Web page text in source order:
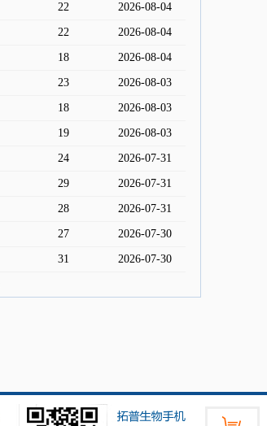
22 2026-08-04
22 2026-08-04
18 2026-08-04
23 2026-08-03
18 2026-08-03
19 2026-08-03
24 2026-07-31
29 2026-07-31
28 2026-07-31
27 2026-07-30
31 2026-07-30